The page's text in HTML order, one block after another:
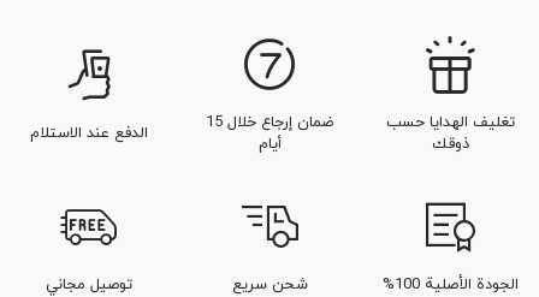
تغليف الهدايا حسب
ذوقك
ضمان إرجاع خلال 15
أيام
الدفع عند الاستلام
الجودة الأصلية 100% شحن سريع توصيل مجاني